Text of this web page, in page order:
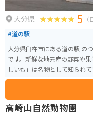
大分県 5
#道の駅
大分県臼杵市にある道の駅 の
です。新鮮な地元産の野菜や
しいも」は名物として知られています。 レストランでは、
だんに使った料理を楽しむこ
定食が人気です。また、お土
数取り揃えています。バイク
ので安心です。 道の駅 のつはるは、周辺に歴史的な観光スポットも多いこと
高崎山自然動物園